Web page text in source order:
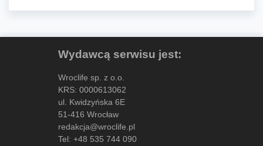
Wydawcą serwisu jest:
Wroclife sp. z o.o.
KRS: 0000613062
ul. Kwidzyńska 6E
51-416 Wrocław
redakcja@wroclife.pl
Tel: +48 535 744 090